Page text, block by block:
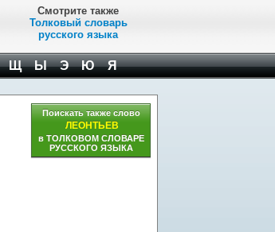
Смотрите также
Толковый словарь
русского языка
Щ Ы Э Ю Я
Поискать также слово
ЛЕОНТЬЕВ
в ТОЛКОВОМ СЛОВАРЕ
РУССКОГО ЯЗЫКА